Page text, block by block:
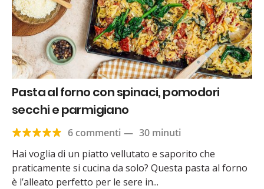
Pasta al forno con spinaci, pomodori
secchi e parmigiano
6 commenti — 30 minuti
Hai voglia di un piatto vellutato e saporito che
praticamente si cucina da solo? Questa pasta al forno
è l’alleato perfetto per le sere in...